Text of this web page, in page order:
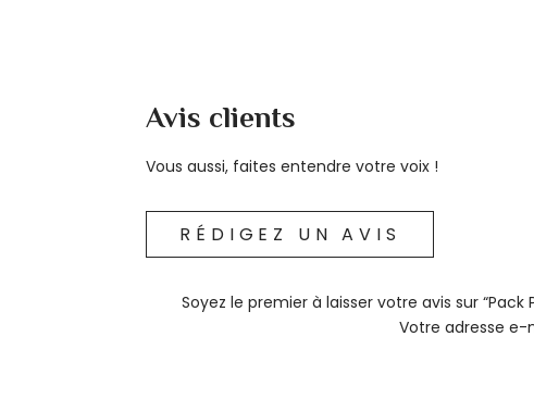
Avis clients
Vous aussi, faites entendre votre voix !
RÉDIGEZ UN AVIS
Soyez le premier à laisser votre avis sur
Votre adresse e-